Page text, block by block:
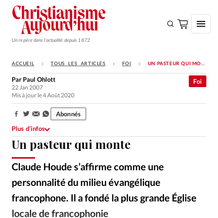
Un repère dans l'actualité depuis 1872
S'ABONNER
Monde
Opinions
Tous les articles
Faire un don
Se connecter
ACCUEIL TOUS LES ARTICLES FOI UN PASTEUR QUI MONTE
Un pasteur qui monte
Claude Houde s’affirme comme une
personnalité du milieu évangélique
francophone. Il a fondé la plus grande Église
locale de francophonie
Foi
Par Paul Ohlott
22 Jan 2007
Mis à jour le 4 Août 2020
Partager:
Abonnés
Plus d’infos